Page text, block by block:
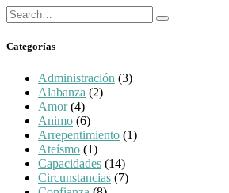
Búsqueda
para:
Buscar
Categorías
Administración (3)
Alabanza (2)
Amor(4)
Animo (6)
Arrepentimiento (1)
Ateísmo (1)
Capacidades (14)
Circunstancias (7)